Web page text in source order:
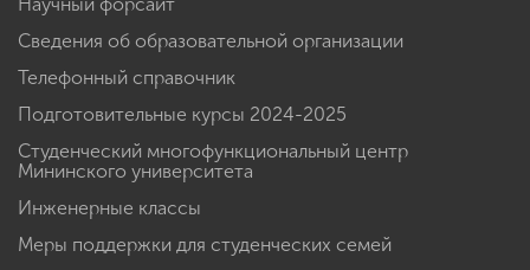
Сведения об образовательной организации
Телефонный справочник
Подготовительные курсы 2024-2025
Студенческий многофункциональный центр
Мининского университета
Инженерные классы
Меры поддержки для студенческих семей